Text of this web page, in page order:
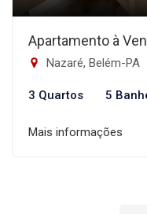
Apartamento à
Nazaré, Belém-PA
3 Quartos 5
Mais informações